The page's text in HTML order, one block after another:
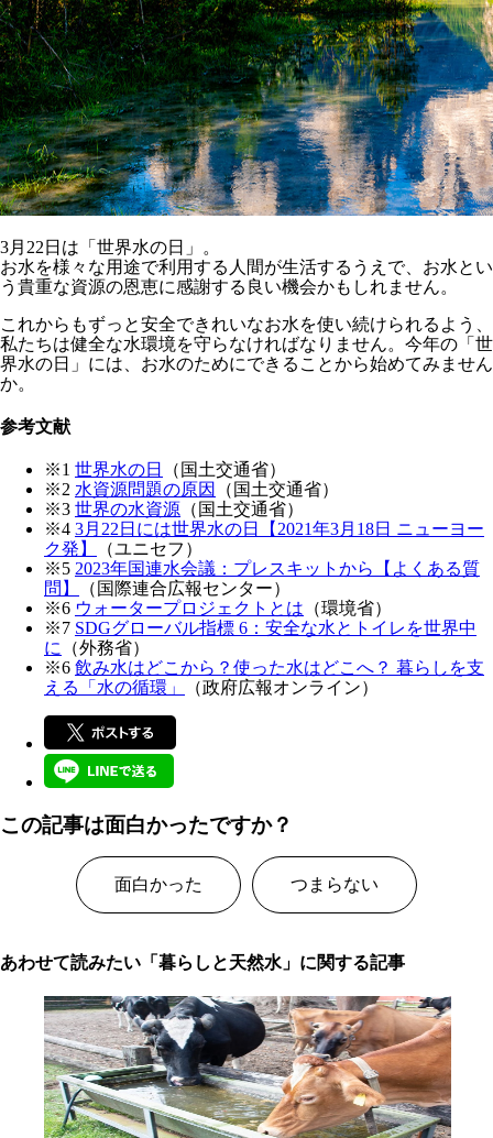
3月22日は「世界水の日」。
お水を様々な用途で利用する人間が生活するうえで、お水とい
う貴重な資源の恩恵に感謝する良い機会かもしれません。
これからもずっと安全できれいなお水を使い続けられるよう、
私たちは健全な水環境を守らなければなりません。今年の「世
界水の日」には、お水のためにできることから始めてみません
か。
参考文献
※1 世界水の日
（国土交通省）
※2 水資源問題の原因
（国土交通省）
※3 世界の水資源 （国土交通省）
※4 3月22日には世界水の日【2021年3月18日 ニューヨー
ク発】
（ユニセフ）
※5 2023年国連水会議：プレスキットから【よくある質
問】
（国際連合広報センター）
※6 ウォータープロジェクトとは （環境省）
※7 SDGグローバル指標 6：安全な水とトイレを世界中
に
（外務省）
※6 飲み水はどこから？使った水はどこへ？ 暮らしを支
える「水の循環」
（政府広報オンライン）
この記事は面白かったですか？
面白かった つまらない
あわせて読みたい「暮らしと天然水」に関する記事